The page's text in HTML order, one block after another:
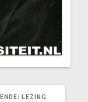
VOLGEND
LEZING